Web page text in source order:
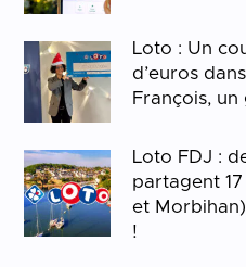
Loto : Un
d’euros
François,
Loto FDJ :
partagent
et
!